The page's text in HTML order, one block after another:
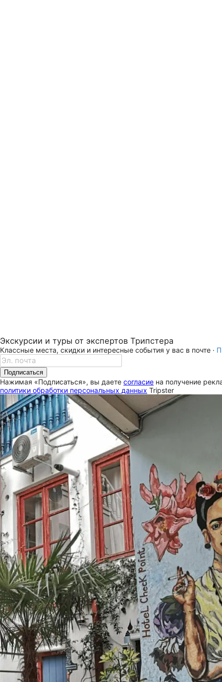
Экскурсии и туры от экспертов Трипстера
Классные места, скидки и интересные события у вас в почте ·
Подписаться
Нажимая «Подписаться», вы даете согласие на получение
политики обработки персональных данных Tripster